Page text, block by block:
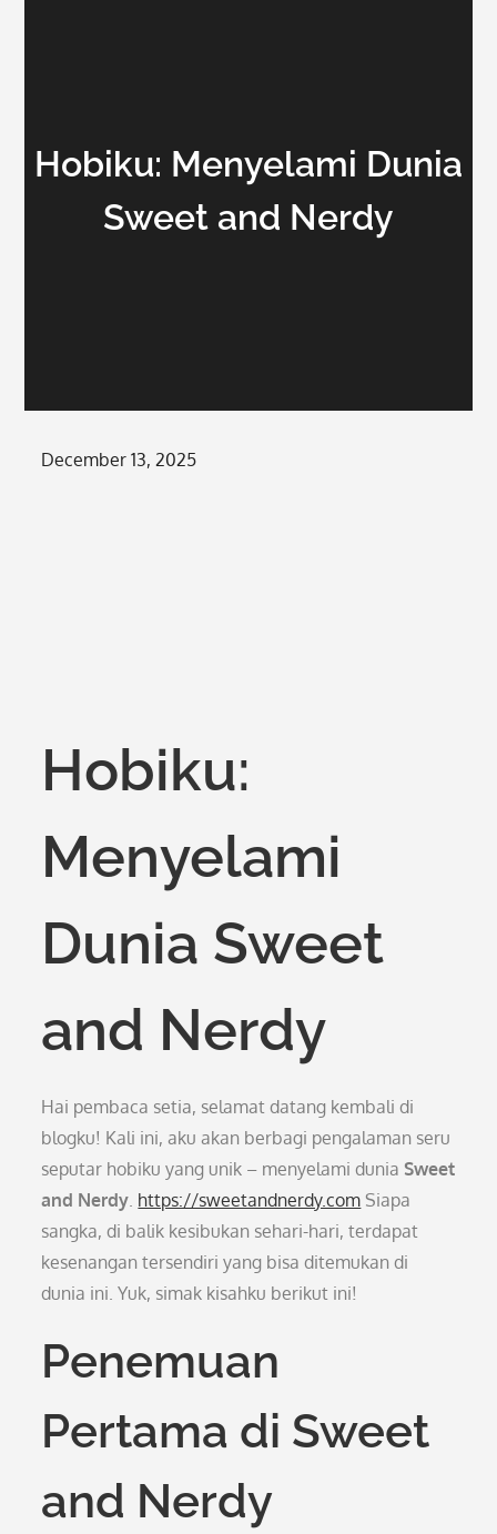
Hobiku: Menyelami Dunia
Sweet and Nerdy
Posted
December 13, 2025
Hobiku:
Menyelami
Dunia Sweet
and Nerdy
Hai pembaca setia, selamat datang kembali di
blogku! Kali ini, aku akan berbagi pengalaman seru
seputar hobiku yang unik – menyelami dunia Sweet
and Nerdy. https://sweetandnerdy.com Siapa
sangka, di balik kesibukan sehari-hari, terdapat
kesenangan tersendiri yang bisa ditemukan di
dunia ini. Yuk, simak kisahku berikut ini!
Penemuan
Pertama di Sweet
and Nerdy